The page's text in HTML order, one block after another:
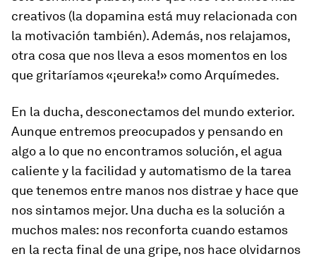
creativos (la dopamina está muy relacionada con
la motivación también). Además, nos relajamos,
otra cosa que nos lleva a esos momentos en los
que gritaríamos «¡eureka!» como Arquímedes.
En la ducha, desconectamos del mundo exterior.
Aunque entremos preocupados y pensando en
algo a lo que no encontramos solución, el agua
caliente y la facilidad y automatismo de la tarea
que tenemos entre manos nos distrae y hace que
nos sintamos mejor. Una ducha es la solución a
muchos males: nos reconforta cuando estamos
en la recta final de una gripe, nos hace olvidarnos